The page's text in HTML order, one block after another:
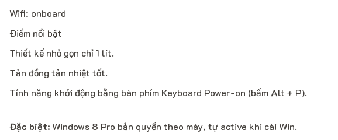
Wifi: onboard
Điểm nổi bật
Thiết kế nhỏ gọn chỉ 1 lít.
Tản đồng tản nhiệt tốt.
Tính năng khởi động bằng bàn phím Keyboard Power-on (bấm Alt + P).
Đặc biệt:Windows 8 Pro bản quyền theo máy, tự active khi cài Win.